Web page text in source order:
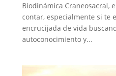
Biodinámica Craneosacral,
contar, especialmente si te
encrucijada de vida
autoconocimiento y...